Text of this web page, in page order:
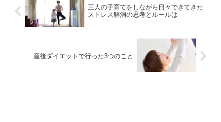
三人の子育てをしながら日々できてきた
ストレス解消の思考とルールは
産後ダイエットで行った3つのこと